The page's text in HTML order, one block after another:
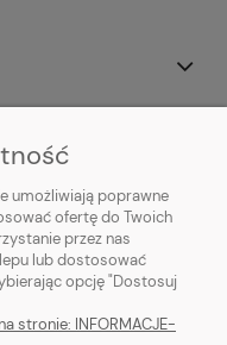
umożliwiają poprawne
ofertę do Twoich
przez nas
lub dostosować
opcję "Dostosuj
stronie: INFORMACJE-